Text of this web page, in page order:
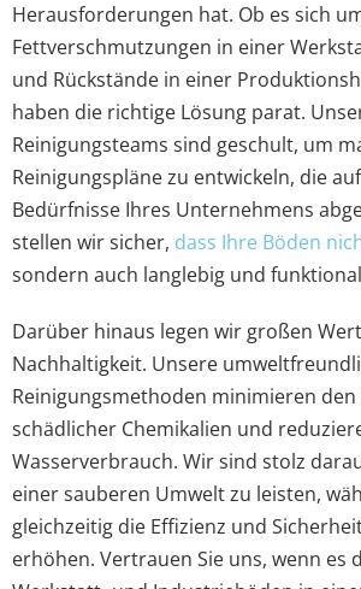
Herausforderungen hat. Ob es sich
Fettverschmutzungen in einer
und Rückstände in einer
haben die richtige Lösung parat.
Reinigungsteams sind geschult, um
Reinigungspläne zu entwickeln, die
Bedürfnisse Ihres Unternehmens
stellen wir sicher, dass Ihre Böden
sondern auch langlebig und
Darüber hinaus legen wir großen
Nachhaltigkeit. Unsere
Reinigungsmethoden minimieren den
schädlicher Chemikalien und
Wasserverbrauch. Wir sind stolz
einer sauberen Umwelt zu leisten,
gleichzeitig die Effizienz und
erhöhen. Vertrauen Sie uns, wenn es